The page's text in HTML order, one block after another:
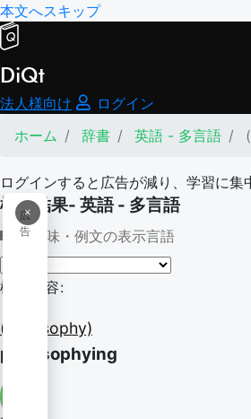
本文へスキップ
DiQt
法人様向け
ログイン
ホーム
辞書 英語 - 多言語
ログインすると広告が減り、学習に集
×
広
告
検索結果- 英語 - 多言語
意味・例文の表示言語
検索内容:
(philosophy)
philosophying